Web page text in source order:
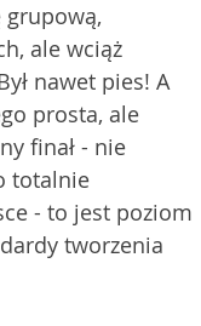
ale wciąż
nawet pies! A
prosta, ale
finał - nie
totalnie
- to jest poziom
tworzenia